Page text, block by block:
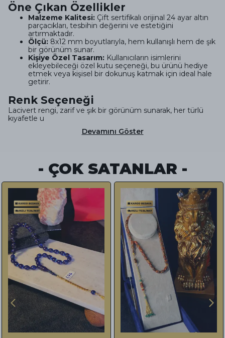
Öne Çıkan Özellikler
Malzeme Kalitesi: Çift sertifikalı orijinal 24 ayar altın
parçacıkları, tesbihin değerini ve estetiğini
artırmaktadır.
Ölçü: 8x12 mm boyutlarıyla, hem kullanışlı hem de şık
bir görünüm sunar.
Kişiye Özel Tasarım: Kullanıcıların isimlerini
ekleyebileceği özel kutu seçeneği, bu ürünü hediye
etmek veya kişisel bir dokunuş katmak için ideal hale
getirir.
Renk Seçeneği
Lacivert rengi, zarif ve şık bir görünüm sunarak, her türlü
kıyafetle u
Devamını Göster
- ÇOK SATANLAR -